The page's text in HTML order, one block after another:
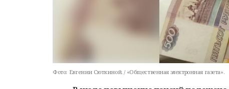
Фото: Евгении Сюткиной. / «Общественная электронная газета».